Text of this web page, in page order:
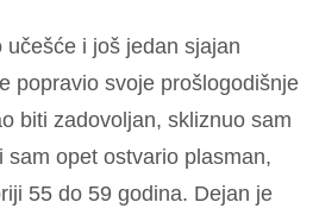
učešće i još jedan sjajan
popravio svoje prošlogodišnje
biti zadovoljan, skliznuo sam
sam opet ostvario plasman,
55 do 59 godina. Dejan je